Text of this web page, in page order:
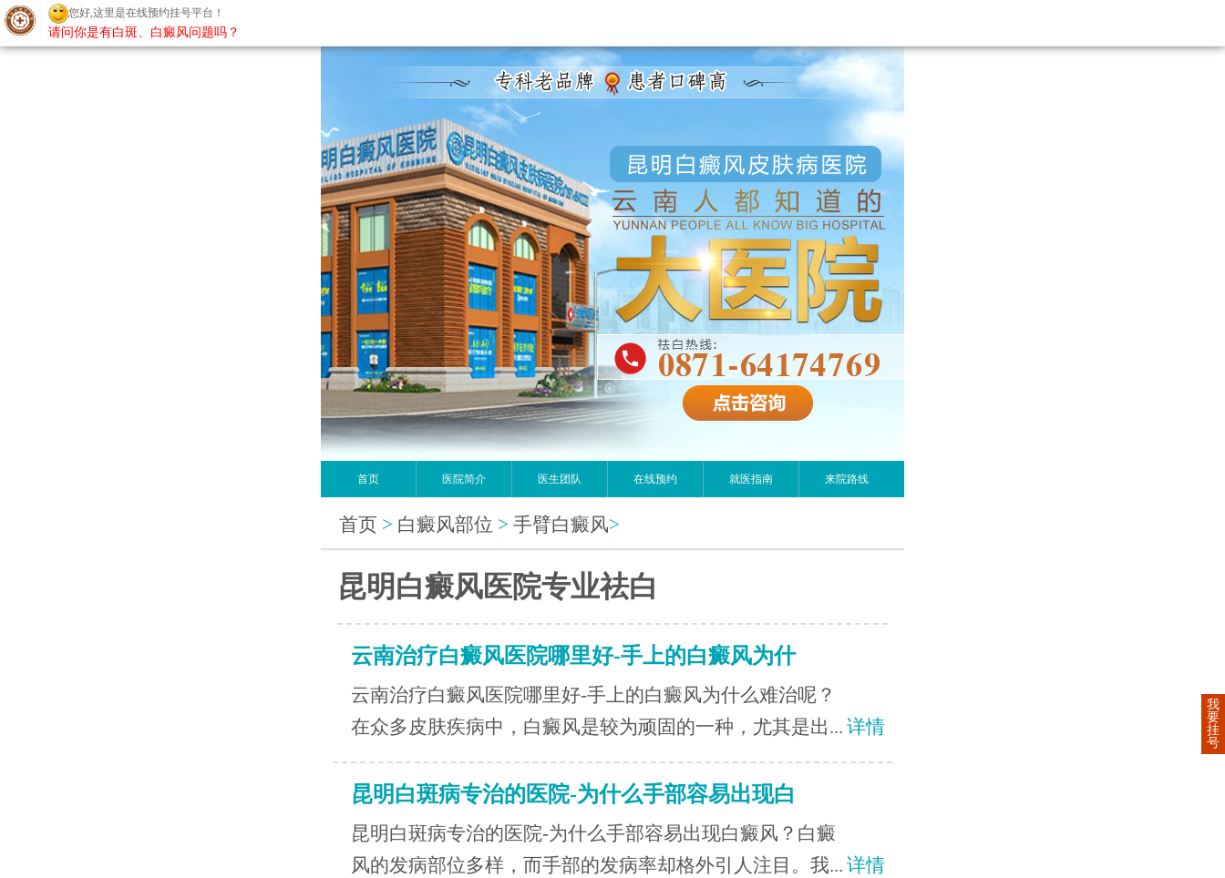
首页 医院简介 医生团队 在线预约 就医指南 来院路线
首页 > 白癜风部位 > 手臂白癜风>
昆明白癜风医院专业祛白
云南治疗白癜风医院哪里好-手上的白癜风为什
云南治疗白癜风医院哪里好-手上的白癜风为什么难治呢？
在众多皮肤疾病中，白癜风是较为顽固的一种，尤其是出... 详情
昆明白斑病专治的医院-为什么手部容易出现白
昆明白斑病专治的医院-为什么手部容易出现白癜风？白癜
风的发病部位多样，而手部的发病率却格外引人注目。我... 详情
我
要
挂
号
您好,这里是在线预约挂号平台！
请问你是有白斑、白癜风问题吗？